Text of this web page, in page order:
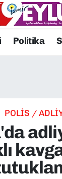
Politika
POLİS /
Eczaneler
Durumu
Haberleri